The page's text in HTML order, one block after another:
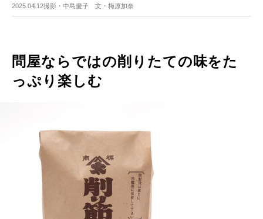
2025.04.12撮影・中島慶子 文・梅原加奈
問屋ならではの削りたての味をた
っぷり楽しむ